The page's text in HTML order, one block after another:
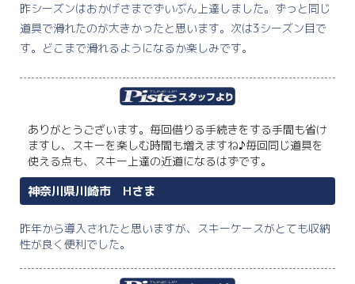
昨シーズンはおかげさまでずいぶん上達しました。ずっと同じ
道具で滑れたのが大きかったと思います。次は3シーズン目で
す。どこまで滑れるようになるか楽しみです。
ありがとうございます。毎回借りる手続きをする手間も省け
ますし、スキーを楽しむ時間も増えますね♪毎回同じ道具を
使える点も、スキー上達の近道になるはずです。
神奈川県川崎市 Hさま
昨年から導入されたと思いますが、スキーケースがとても収納
性が良く便利でした。